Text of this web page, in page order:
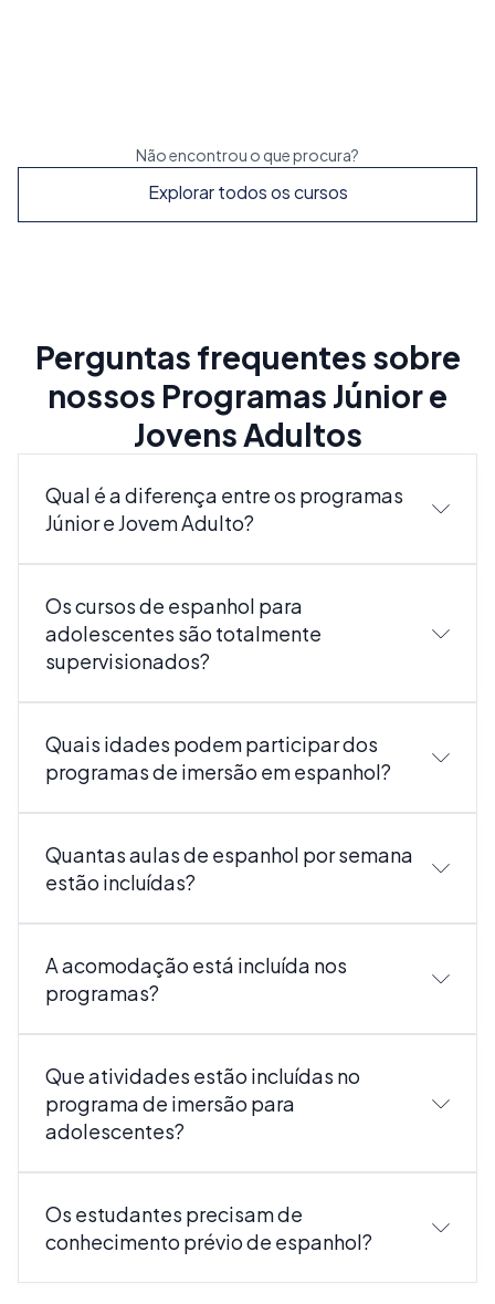
Não encontrou o que procura?
Explorar todos os cursos
Perguntas frequentes sobre
nossos Programas Júnior e
Jovens Adultos
Qual é a diferença entre os programas
Júnior e Jovem Adulto?
Os cursos de espanhol para
adolescentes são totalmente
supervisionados?
Quais idades podem participar dos
programas de imersão em espanhol?
Quantas aulas de espanhol por semana
estão incluídas?
A acomodação está incluída nos
programas?
Que atividades estão incluídas no
programa de imersão para
adolescentes?
Os estudantes precisam de
conhecimento prévio de espanhol?